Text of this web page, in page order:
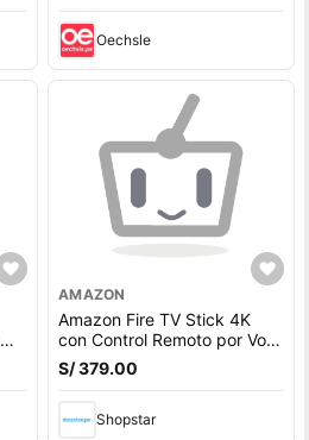
Oechsle
AMAZON
Amazon Fire TV Stick 4K
con Control Remoto por Voz
Alexa – 2ª Generación
S/ 379.00
Shopstar